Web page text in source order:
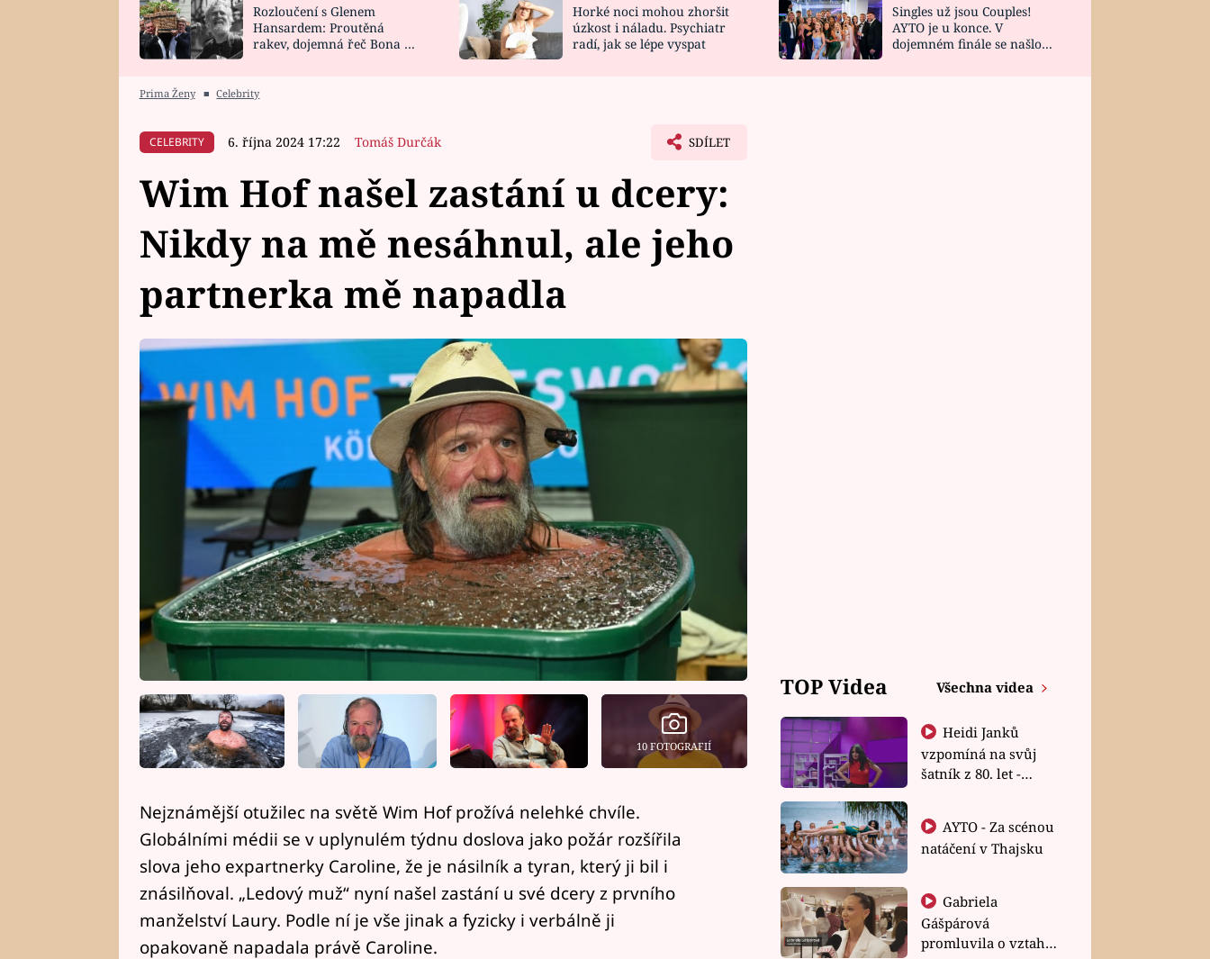
HOROSKOP NA
CELEBRITY
VAŘENÍ
NOVINKY
VIDEORECEPTY
ZAHRADA
DESIGN
Rozloučení s Glenem
Hansardem: Proutěná
rakev, dojemná řeč Bona a
Horké noci mohou zhoršit
úzkost i náladu. Psychiatr
radí, jak se lépe vyspat
Singles už jsou Couples!
AYTO je u konce. V
dojemném finále se našlo
Prima Ženy ■ Celebrity
CELEBRITY 6. října 2024 17:22 Tomáš Durčák SDÍLET
Wim Hof našel zastání u dcery:
Nikdy na mě nesáhnul, ale jeho
partnerka mě napadla
10 FOTOGRAFIÍ
Nejznámější otužilec na světě Wim Hof prožívá nelehké chvíle.
Globálními médii se v uplynulém týdnu doslova jako požár rozšířila
slova jeho expartnerky Caroline, že je násilník a tyran, který ji bil i
znásilňoval. „Ledový muž“ nyní našel zastání u své dcery z prvního
manželství Laury. Podle ní je vše jinak a fyzicky i verbálně ji
opakovaně napadala právě Caroline.
TOP Videa Všechna videa
Heidi Janků
vzpomíná na svůj
šatník z 80. let -
natáčení v Thajsku
Gabriela
Gášpárová
promluvila o vztahu